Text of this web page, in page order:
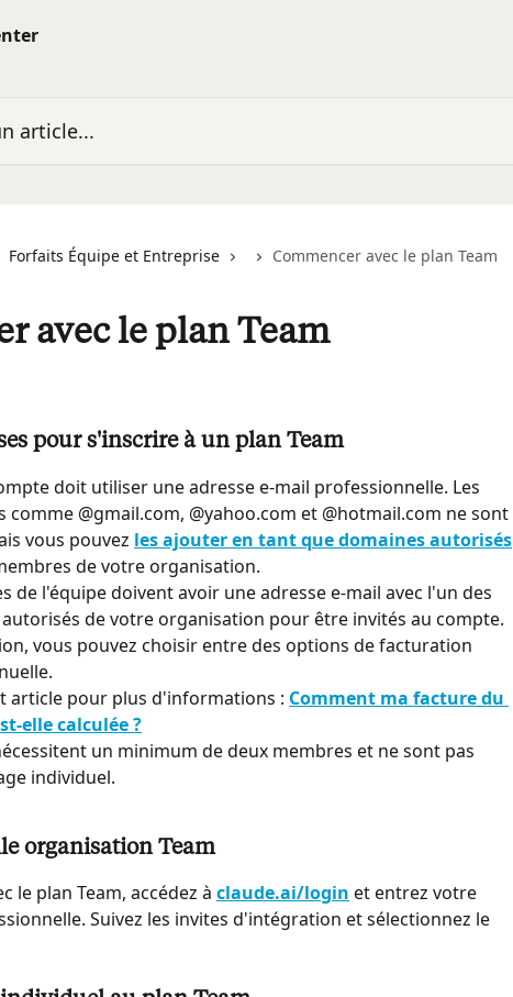
Forfaits Équipe et Entreprise Commencer avec le plan Team
avec le plan Team
pour s'inscrire à un plan Team
doit utiliser une adresse e-mail professionnelle. Les
comme @gmail.com, @yahoo.com et @hotmail.com ne sont
vous pouvez les ajouter en tant que domaines autorisés
de votre organisation.
de l'équipe doivent avoir une adresse e-mail avec l'un des
de votre organisation pour être invités au compte.
vous pouvez choisir entre des options de facturation
article pour plus d'informations : Comment ma facture du
elle calculée ?
un minimum de deux membres et ne sont pas
individuel.
organisation Team
le plan Team, accédez à claude.ai/login et entrez votre
Suivez les invites d'intégration et sélectionnez le